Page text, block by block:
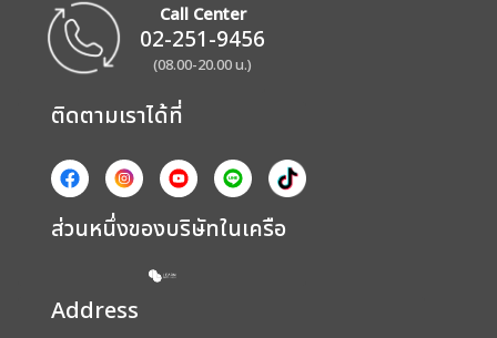
Call Center
02-251-9456
(08.00-20.00 น.)
ติดตามเราได้ที่
ส่วนหนึ่งของบริษัทในเครือ
Address